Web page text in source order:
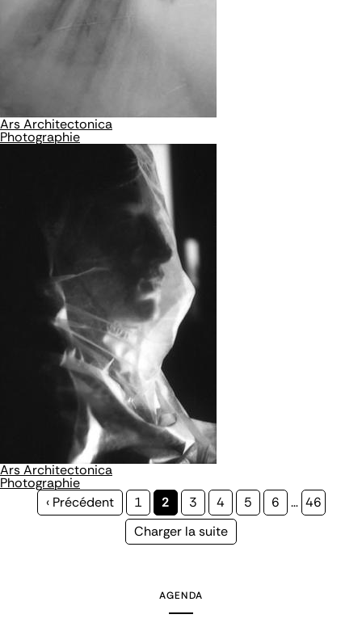
Ars Architectonica
Photographie
Ars Architectonica
Photographie
Page
‹ Précédent Page
1
Page
courante
2 Page
3 Page
4 Page
5 Page
6 … Page
46
Page
Charger la suite
AGENDA